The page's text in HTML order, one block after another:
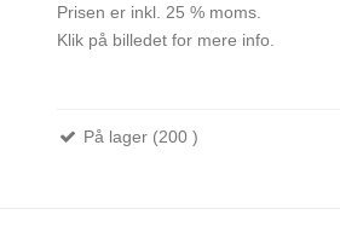
Prisen er inkl. 25 % moms.
Klik på billedet for mere info.
På lager (200 )